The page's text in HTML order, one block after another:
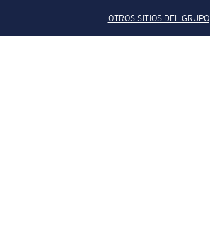
OTROS SITIOS DEL GRUPO